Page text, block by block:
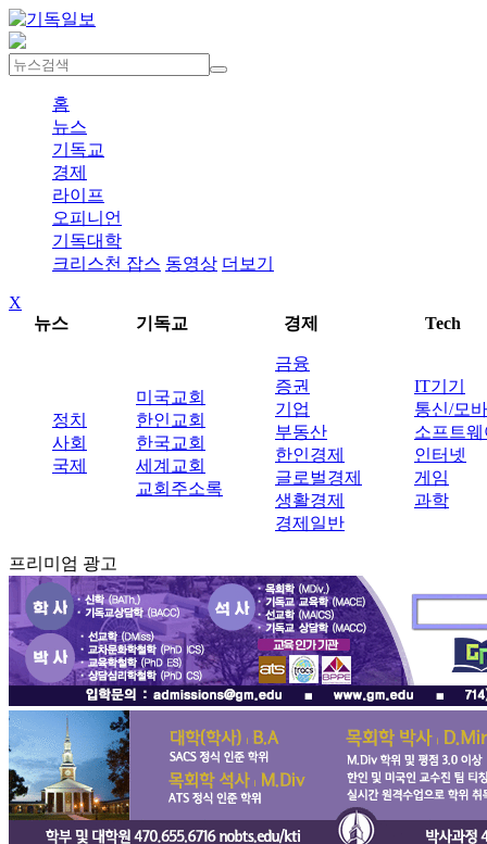
홈
뉴스
기독교
경제
라이프
오피니언
기독대학
크리스천 잡스 동영상 더보기
X
뉴스
기독교 경제 Tech
정치
사회
국제
미국교회
한인교회
한국교회
세계교회
교회주소록
금융
증권
기업
부동산
한인경제
글로벌경제
생활경제
경제일반
IT기기
통신/모
소프트웨
인터넷
게임
과학
프리미엄 광고